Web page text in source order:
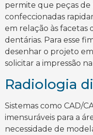
permite que peças de
confeccionadas
em relação às facetas
dentárias. Para esse
desenhar o projeto
solicitar a impressão
Radiologia
Sistemas como CAD/
imensuráveis para a
necessidade de